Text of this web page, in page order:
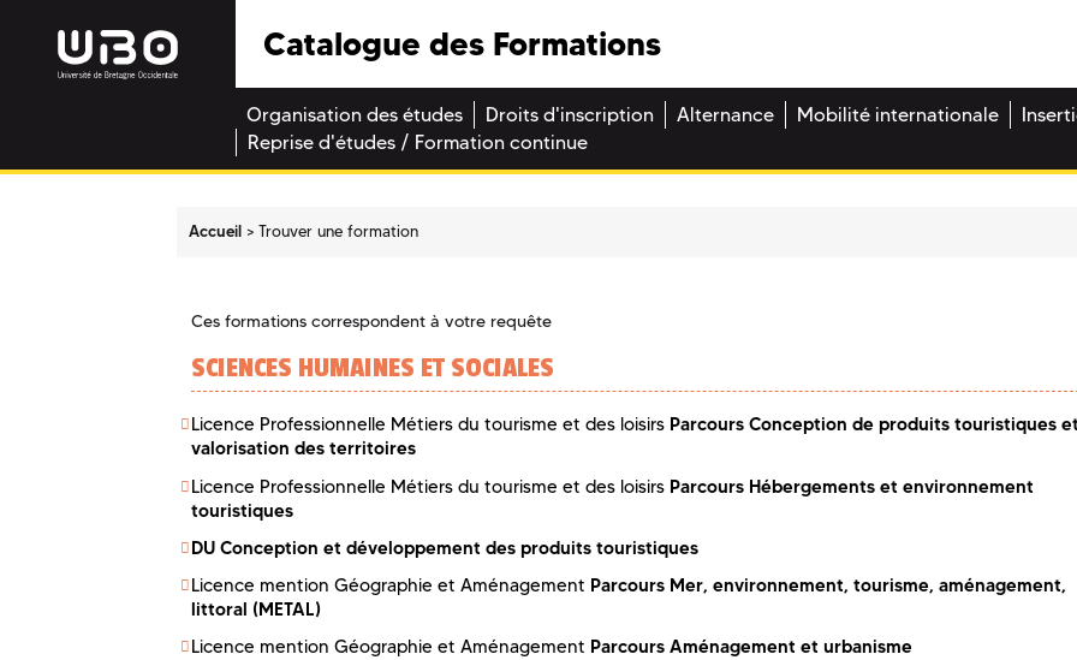
Catalogue des Formations
Organisation des études Droits d'inscription Alternance Mobilité internationale
Reprise d'études / Formation continue
Accueil Trouver une formation
Ces formations correspondent à votre requête
SCIENCES HUMAINES ET SOCIALES
Licence Professionnelle Métiers du tourisme et des loisirs Parcours Conception de produits touristiques
valorisation des territoires
Licence Professionnelle Métiers du tourisme et des loisirs Parcours Hébergements et environnement
touristiques
DU Conception et développement des produits touristiques
Licence mention Géographie et Aménagement Parcours Mer, environnement, tourisme, aménagement,
littoral (METAL)
Licence mention Géographie et Aménagement Parcours Aménagement et urbanisme